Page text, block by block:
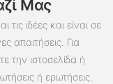
Μας
ιδέες και είναι σε
απαιτήσεις. Για
την ιστοσελίδα ή
ή ερωτήσεις.